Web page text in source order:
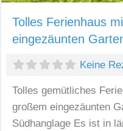
Tolles Ferienhaus
eingezäunten
Keine
Tolles gemütliches
großem eingezäunten
Südhanglage Es ist in